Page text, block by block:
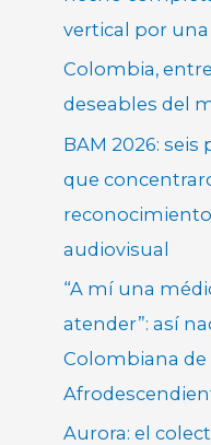
vertical por
Colombia,
deseables del
BAM 2026:
que
audiovisual
“A mí una
atender”: así
Colombiana de
Aurora: el